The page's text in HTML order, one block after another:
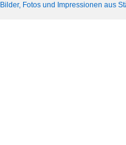
Bilder, Fotos und Impressionen aus